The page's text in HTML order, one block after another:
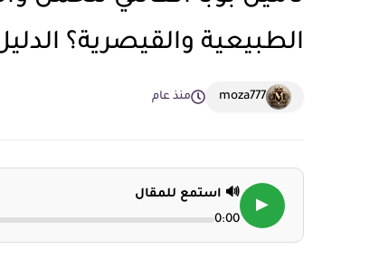
الطبيعية والقيصرية؟
moza777 منذ عام
▶
🔊 استمع للمقال
0:00